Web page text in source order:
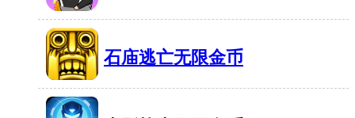
58MB
石庙逃亡无限金币
42MB 有1555人在玩